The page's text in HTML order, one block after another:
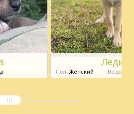
Леди
Пол: Женский Возраст: